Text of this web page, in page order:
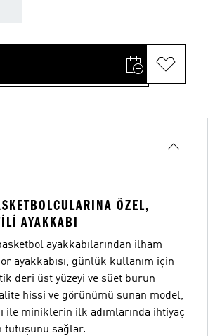
ÖZEL,
AYAKKABI
ayakkabılarından ilham
ayakkabısı, günlük kullanım için
deri üst yüzeyi ve süet burun
hissi ve görünümü sunan model,
ile miniklerin ilk adımlarında ihtiyaç
tutuşunu sağlar.